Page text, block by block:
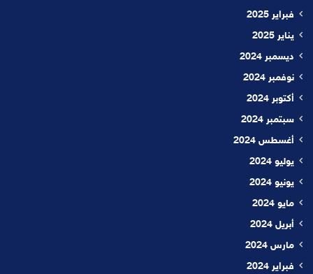
فبراير 2025
يناير 2025
ديسمبر 2024
نوفمبر 2024
أكتوبر 2024
سبتمبر 2024
أغسطس 2024
يوليو 2024
يونيو 2024
مايو 2024
أبريل 2024
مارس 2024
فبراير 2024